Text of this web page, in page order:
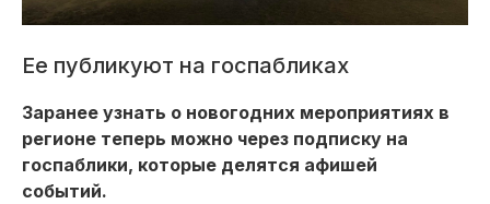
Ее публикуют на госпабликах
Заранее узнать о новогодних мероприятиях в
регионе теперь можно через подписку на
госпаблики, которые делятся афишей
событий.